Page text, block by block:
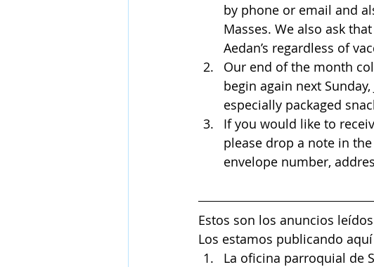
by phone or email and
Masses. We also ask
Aedan’s regardless of
Our end of the month
begin again next
especially packaged
If you would like to
please drop a note in
envelope number,
Estos son los anuncios
Los estamos publicando
La oficina parroquial de